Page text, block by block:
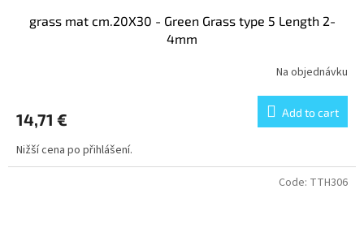
grass mat cm.20X30 - Green Grass type 5 Length 2-
4mm
Na objednávku
14,71 € Add to cart
Nižší cena po přihlášení.
Code: TTH306